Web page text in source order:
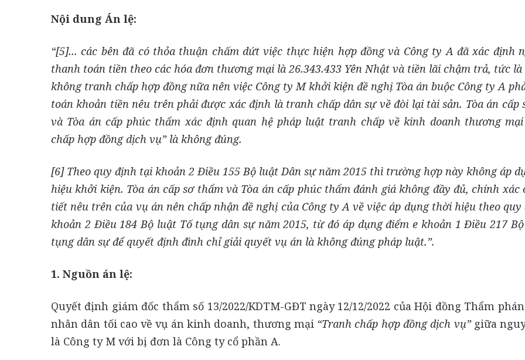
Nội dung Án lệ:
“[5]... các bên đã có thỏa thuận chấm dứt việc thực hiện hợp đồng và Công ty A đã xác định
thanh toán tiền theo các hóa đơn thương mại là 26.343.433 Yên Nhật và tiền lãi chậm trả, tức là
không tranh chấp hợp đồng nữa nên việc Công ty M khởi kiện đề nghị Tòa án buộc Công ty A
toán khoản tiền nêu trên phải được xác định là tranh chấp dân sự về đòi lại tài sản. Tòa án cấp
và Tòa án cấp phúc thẩm xác định quan hệ pháp luật tranh chấp về kinh doanh thương mại
chấp hợp đồng dịch vụ” là không đúng.
[6] Theo quy định tại khoản 2 Điều 155 Bộ luật Dân sự năm 2015 thì trường hợp này không áp
hiệu khởi kiện. Tòa án cấp sơ thẩm và Tòa án cấp phúc thẩm đánh giá không đầy đủ, chính xác
tiết nêu trên của vụ án nên chấp nhận đề nghị của Công ty A về việc áp dụng thời hiệu theo
khoản 2 Điều 184 Bộ luật Tố tụng dân sự năm 2015, từ đó áp dụng điểm e khoản 1 Điều 217
tụng dân sự để quyết định đình chỉ giải quyết vụ án là không đúng pháp luật.”.
1. Nguồn án lệ:
Quyết định giám đốc thẩm số 13/2022/KDTM-GĐT ngày 12/12/2022 của Hội đồng Thẩm
nhân dân tối cao về vụ án kinh doanh, thương mại “Tranh chấp hợp đồng dịch vụ”giữa
là Công ty M với bị đơn là Công ty cổ phần A.